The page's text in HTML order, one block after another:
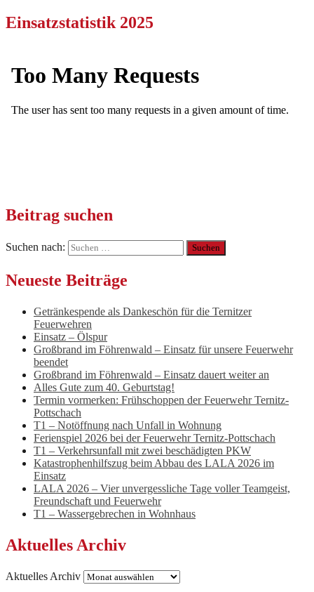
Einsatzstatistik 2025
Beitrag suchen
Suchen nach:
Neueste Beiträge
Getränkespende als Dankeschön für die Ternitzer
Feuerwehren
Einsatz – Ölspur
Großbrand im Föhrenwald – Einsatz für unsere Feuerwehr
beendet
Großbrand im Föhrenwald – Einsatz dauert weiter an
Alles Gute zum 40. Geburtstag!
Termin vormerken: Frühschoppen der Feuerwehr Ternitz-
Pottschach
T1 – Notöffnung nach Unfall in Wohnung
Ferienspiel 2026 bei der Feuerwehr Ternitz-Pottschach
T1 – Verkehrsunfall mit zwei beschädigten PKW
Katastrophenhilfszug beim Abbau des LALA 2026 im
Einsatz
LALA 2026 – Vier unvergessliche Tage voller Teamgeist,
Freundschaft und Feuerwehr
T1 – Wassergebrechen in Wohnhaus
Aktuelles Archiv
Aktuelles Archiv